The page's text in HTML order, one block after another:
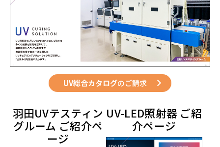
UV総合カタログのご請求
羽田UVテスティン
グルーム ご紹介ペ
ージ
UV-LED照射器 ご紹
介ページ